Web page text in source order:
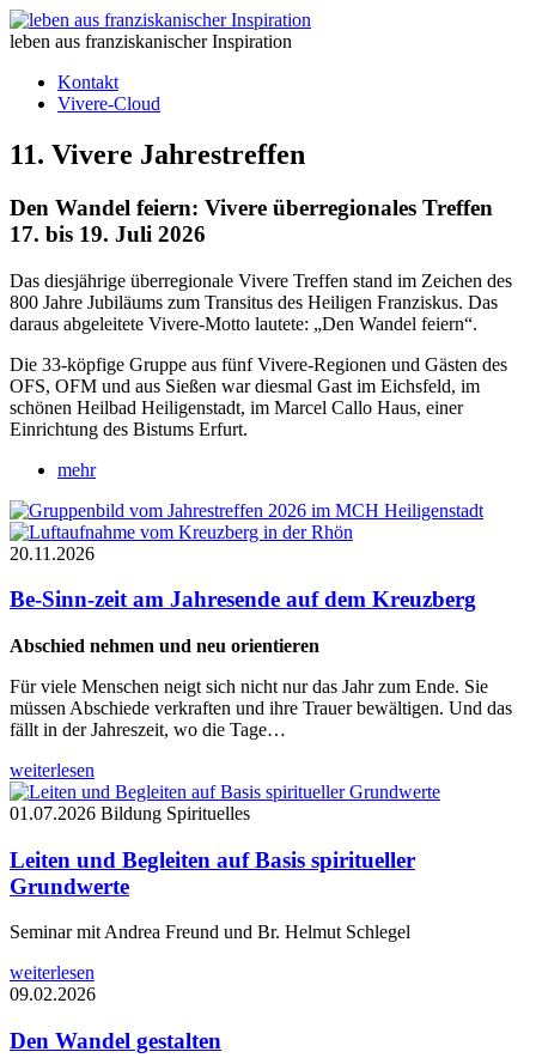
leben aus franziskanischer Inspiration
Kontakt
Vivere-Cloud
11. Vivere Jahrestreffen
Den Wandel feiern: Vivere überregionales Treffen
17. bis 19. Juli 2026
Das diesjährige überregionale Vivere Treffen stand im Zeichen des
800 Jahre Jubiläums zum Transitus des Heiligen Franziskus. Das
daraus abgeleitete Vivere-Motto lautete: „Den Wandel feiern“.
Die 33-köpfige Gruppe aus fünf Vivere-Regionen und Gästen des
OFS, OFM und aus Sießen war diesmal Gast im Eichsfeld, im
schönen Heilbad Heiligenstadt, im Marcel Callo Haus, einer
Einrichtung des Bistums Erfurt.
mehr
20.11.2026
Be-Sinn-zeit am Jahresende auf dem Kreuzberg
Abschied nehmen und neu orientieren
Für viele Menschen neigt sich nicht nur das Jahr zum Ende. Sie
müssen Abschiede verkraften und ihre Trauer bewältigen. Und das
fällt in der Jahreszeit, wo die Tage…
weiterlesen
01.07.2026 Bildung Spirituelles
Leiten und Begleiten auf Basis spiritueller
Grundwerte
Seminar mit Andrea Freund und Br. Helmut Schlegel
weiterlesen
09.02.2026
Den Wandel gestalten